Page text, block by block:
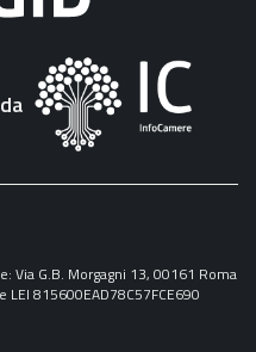
Via G.B. Morgagni 13, 00161 Roma
815600EAD78C57FCE690